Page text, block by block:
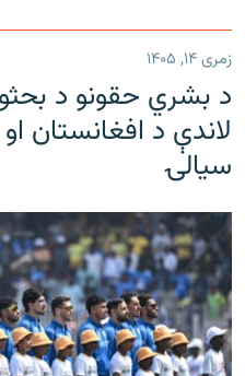
زمری ۱۴, ۱۴۰۵
د بشري حقونو د
لاندې د افغانستان
سیالۍ